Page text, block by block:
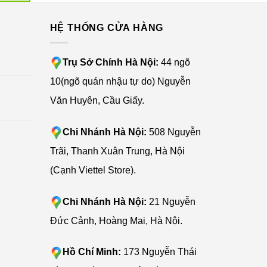
HỆ THỐNG CỬA HÀNG
Trụ Sở Chính Hà Nội: 44 ngõ
10(ngõ quán nhậu tự do) Nguyễn
Văn Huyên, Cầu Giấy.
Chi Nhánh Hà Nội: 508 Nguyễn
Trãi, Thanh Xuân Trung, Hà Nội
(Cạnh Viettel Store).
Chi Nhánh Hà Nội: 21 Nguyễn
Đức Cảnh, Hoàng Mai, Hà Nội.
Hồ Chí Minh: 173 Nguyễn Thái